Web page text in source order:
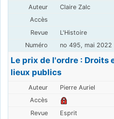
Claire Zalc
L'Histoire
no 495, mai 2022
Le prix de l'ordre : Droits
lieux publics
Pierre Auriel
Esprit